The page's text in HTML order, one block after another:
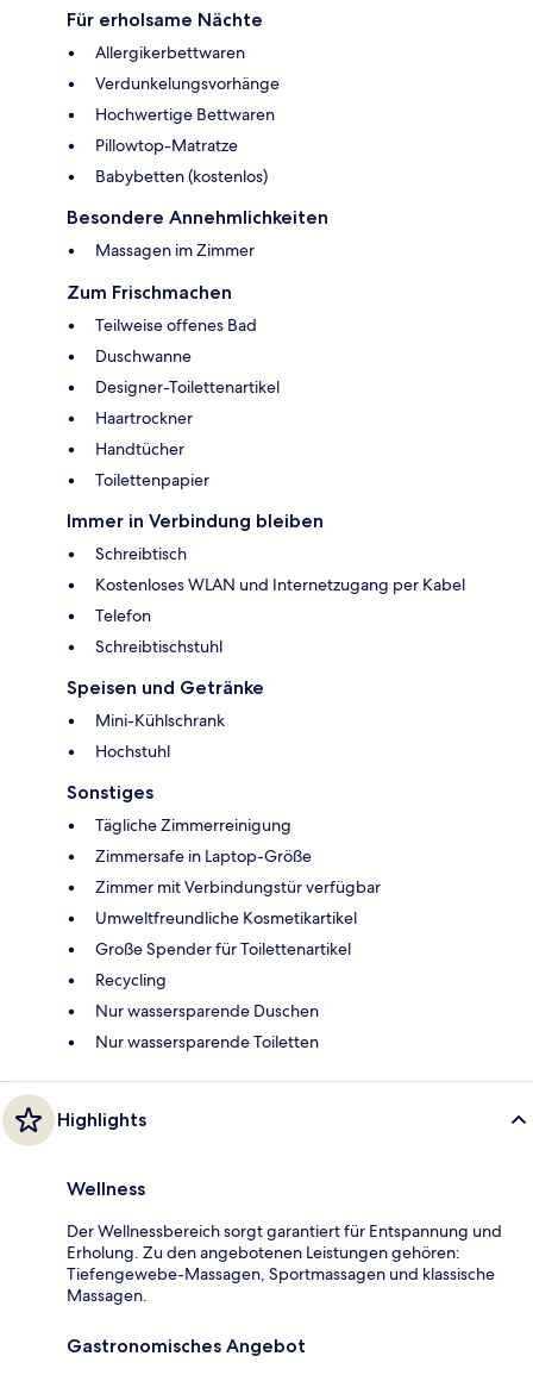
Für erholsame Nächte
Allergikerbettwaren
Verdunkelungsvorhänge
Hochwertige Bettwaren
Pillowtop-Matratze
Babybetten (kostenlos)
Besondere Annehmlichkeiten
Massagen im Zimmer
Zum Frischmachen
Teilweise offenes Bad
Duschwanne
Designer-Toilettenartikel
Haartrockner
Handtücher
Toilettenpapier
Immer in Verbindung bleiben
Schreibtisch
Kostenloses WLAN und Internetzugang per Kabel
Telefon
Schreibtischstuhl
Speisen und Getränke
Mini-Kühlschrank
Hochstuhl
Sonstiges
Tägliche Zimmerreinigung
Zimmersafe in Laptop-Größe
Zimmer mit Verbindungstür verfügbar
Umweltfreundliche Kosmetikartikel
Große Spender für Toilettenartikel
Recycling
Nur wassersparende Duschen
Nur wassersparende Toiletten
Highlights
Wellness
Der Wellnessbereich sorgt garantiert für Entspannung und
Erholung. Zu den angebotenen Leistungen gehören:
Tiefengewebe-Massagen, Sportmassagen und klassische
Massagen.
Gastronomisches Angebot